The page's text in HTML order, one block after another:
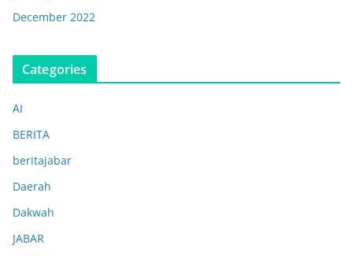
December 2022
Categories
AI
BERITA
beritajabar
Daerah
Dakwah
JABAR